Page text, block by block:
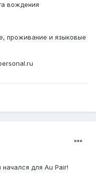
вождения
проживание и языковые
для Au Pair!